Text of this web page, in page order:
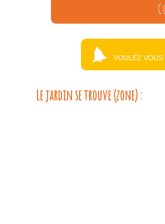
VOULEZ VOUS
Le jardin se trouve (zone) :